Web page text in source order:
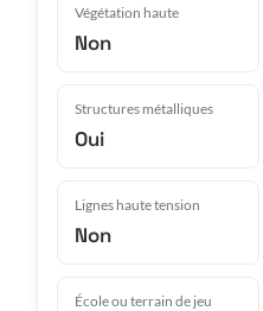
Végétation haute
Non
Structures métalliques
Oui
Lignes haute tension
Non
École ou terrain de jeu